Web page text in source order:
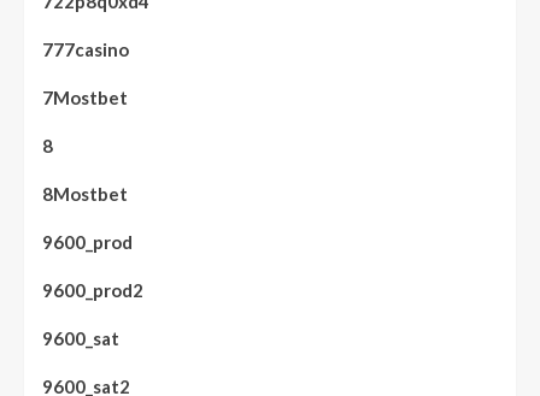
777casino
7Mostbet
8
8Mostbet
9600_prod
9600_prod2
9600_sat
9600_sat2